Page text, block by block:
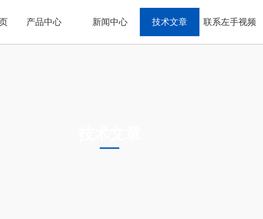
产品中心 新闻中心 技术文章 联系左手视频